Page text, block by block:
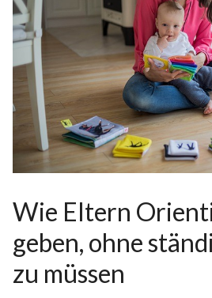
Wie Eltern
geben, ohne
zu müssen